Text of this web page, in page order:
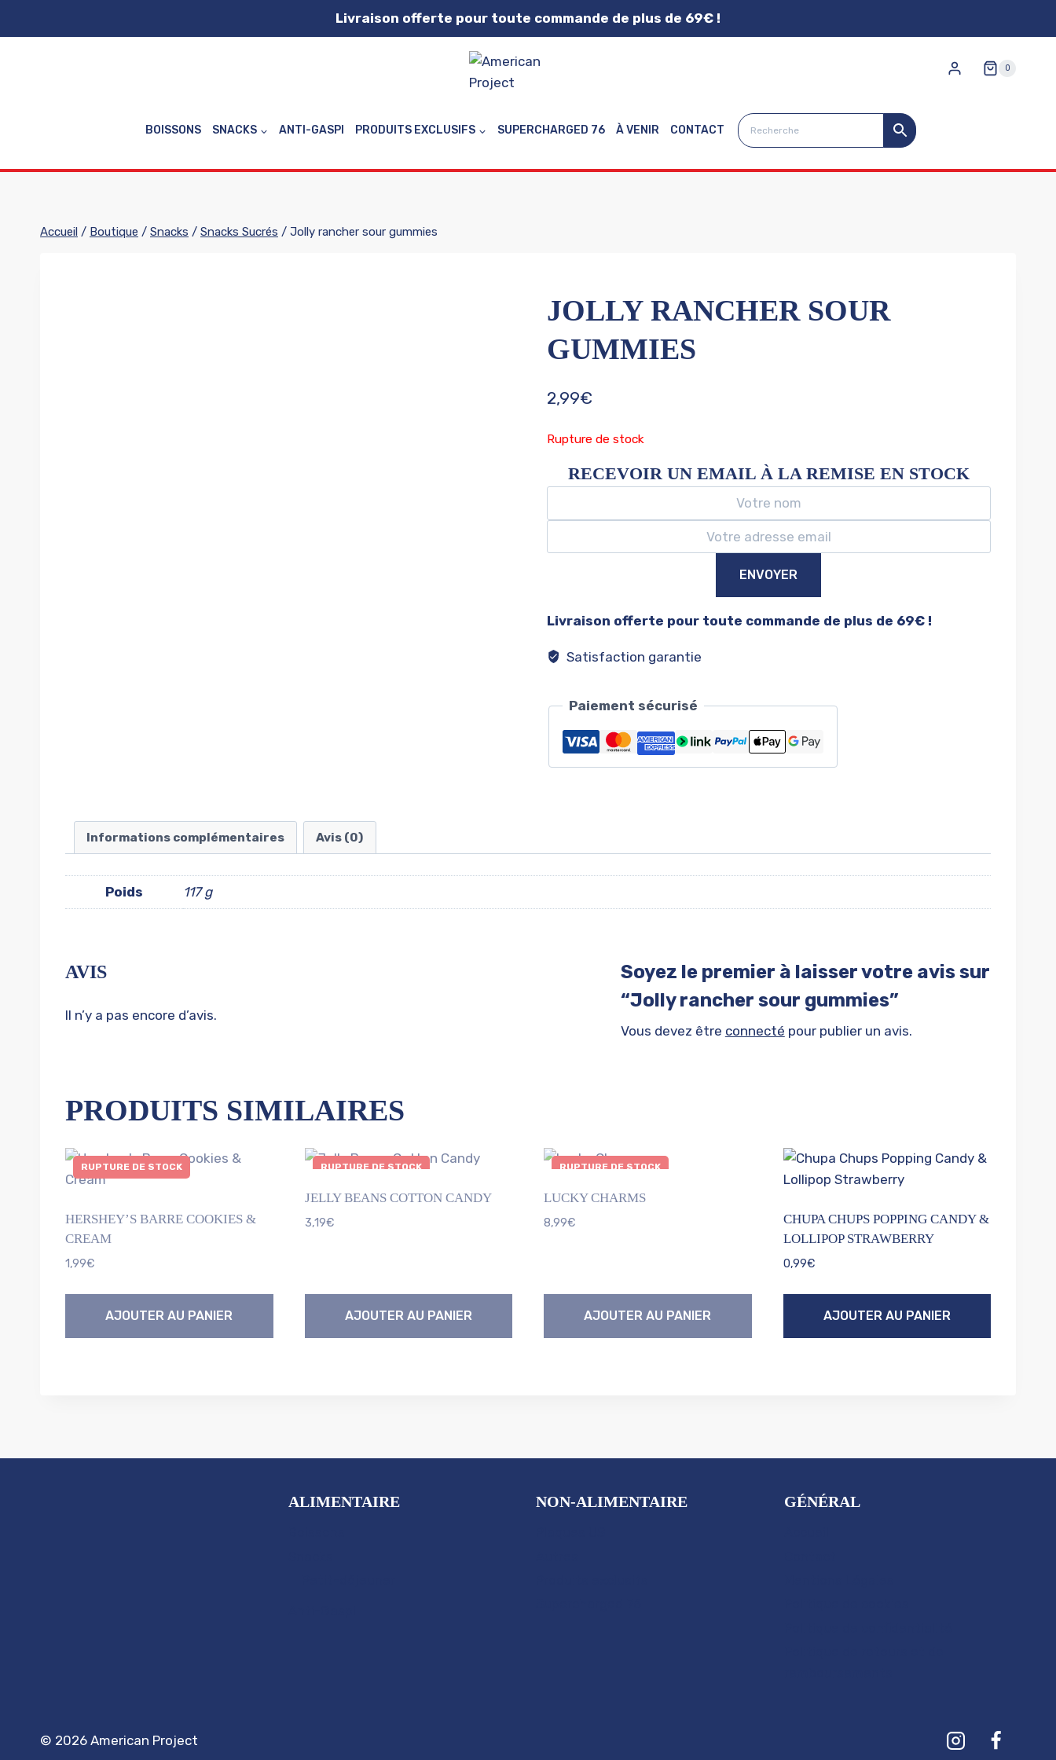
Livraison offerte pour toute commande de plus de 69€ !
0
BOISSONS SNACKS ANTI-GASPI PRODUITS EXCLUSIFS SUPERCHARGED 76 À VENIR CONTACT
Accueil / Boutique / Snacks / Snacks Sucrés / Jolly rancher sour gummies
JOLLY RANCHER SOUR
GUMMIES
2,99€
Rupture de stock
RECEVOIR UN EMAIL À LA REMISE EN STOCK
ENVOYER
Livraison offerte pour toute commande de plus de 69€ !
Satisfaction garantie
Paiement sécurisé
Informations complémentaires Avis (0)
Poids 117 g
AVIS
Il n’y a pas encore d’avis.
Soyez le premier à laisser votre avis sur
“Jolly rancher sour gummies”
Vous devez être connecté pour publier un avis.
PRODUITS SIMILAIRES
RUPTURE DE STOCK
HERSHEY’S BARRE COOKIES &
CREAM
1,99€
AJOUTER AU PANIER
RUPTURE DE STOCK
JELLY BEANS COTTON CANDY
3,19€
AJOUTER AU PANIER
RUPTURE DE STOCK
LUCKY CHARMS
8,99€
AJOUTER AU PANIER
CHUPA CHUPS POPPING CANDY &
LOLLIPOP STRAWBERRY
0,99€
AJOUTER AU PANIER
ALIMENTAIRE NON-ALIMENTAIRE GÉNÉRAL
© 2026 American Project